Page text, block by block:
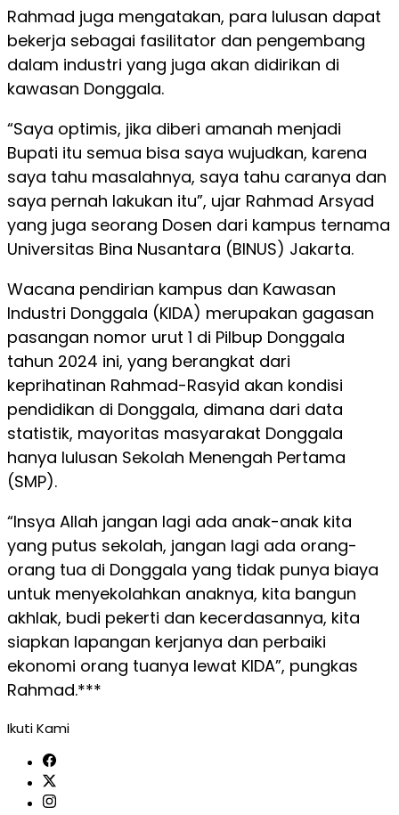
Rahmad juga mengatakan, para lulusan dapat
bekerja sebagai fasilitator dan pengembang
dalam industri yang juga akan didirikan di
kawasan Donggala.
“Saya optimis, jika diberi amanah menjadi
Bupati itu semua bisa saya wujudkan, karena
saya tahu masalahnya, saya tahu caranya dan
saya pernah lakukan itu”, ujar Rahmad Arsyad
yang juga seorang Dosen dari kampus ternama
Universitas Bina Nusantara (BINUS) Jakarta.
Wacana pendirian kampus dan Kawasan
Industri Donggala (KIDA) merupakan gagasan
pasangan nomor urut 1 di Pilbup Donggala
tahun 2024 ini, yang berangkat dari
keprihatinan Rahmad-Rasyid akan kondisi
pendidikan di Donggala, dimana dari data
statistik, mayoritas masyarakat Donggala
hanya lulusan Sekolah Menengah Pertama
(SMP).
“Insya Allah jangan lagi ada anak-anak kita
yang putus sekolah, jangan lagi ada orang-
orang tua di Donggala yang tidak punya biaya
untuk menyekolahkan anaknya, kita bangun
akhlak, budi pekerti dan kecerdasannya, kita
siapkan lapangan kerjanya dan perbaiki
ekonomi orang tuanya lewat KIDA”, pungkas
Rahmad.***
Ikuti Kami